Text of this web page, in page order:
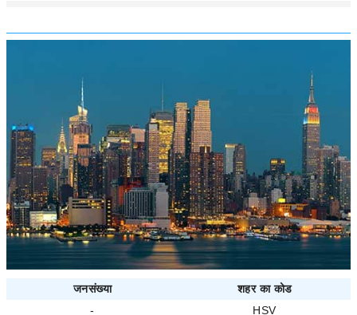
जनसंख्या
शहर का कोड
-
HSV